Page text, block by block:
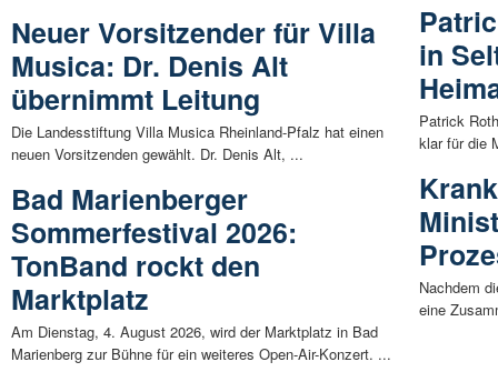
Neuer Vorsitzender für Villa
Musica: Dr. Denis Alt
übernimmt Leitung
Die Landesstiftung Villa Musica Rheinland-Pfalz hat einen
neuen Vorsitzenden gewählt. Dr. Denis Alt, ...
Bad Marienberger
Sommerfestival 2026:
TonBand rockt den
Marktplatz
Am Dienstag, 4. August 2026, wird der Marktplatz in Bad
Marienberg zur Bühne für ein weiteres Open-Air-Konzert. ...
in
Patrick
klar für die
Nachdem
eine